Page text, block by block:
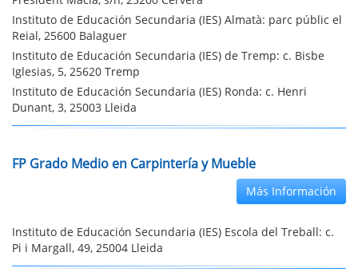
Instituto de Educación Secundaria (IES) Almatà: parc públic el
Reial, 25600 Balaguer
Instituto de Educación Secundaria (IES) de Tremp: c. Bisbe
Iglesias, 5, 25620 Tremp
Instituto de Educación Secundaria (IES) Ronda: c. Henri
Dunant, 3, 25003 Lleida
FP Grado Medio en Carpintería y Mueble
Más Información
Instituto de Educación Secundaria (IES) Escola del Treball: c.
Pi i Margall, 49, 25004 Lleida